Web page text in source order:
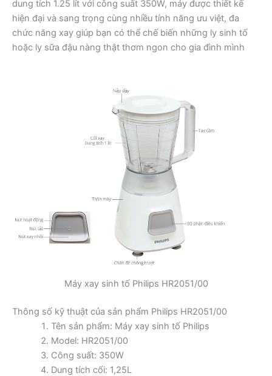
dung tích 1.25 lít với công suất 350W, máy được thiết kế
hiện đại và sang trọng cùng nhiều tính năng ưu việt, đa
chức năng xay giúp bạn có thể chế biến những ly sinh tố
hoặc ly sữa đậu nàng thật thơm ngon cho gia đình mình
Máy xay sinh tố Philips HR2051/00
Thông số kỹ thuật của sản phẩm Philips HR2051/00
Tên sản phẩm: Máy xay sinh tố Philips
Model: HR2051/00
Công suất: 350W
Dung tích cối: 1,25L